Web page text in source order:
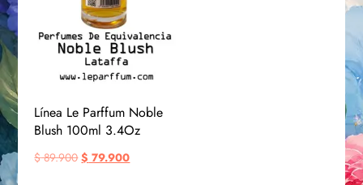
Línea Le Parffum Noble
Blush 100ml 3.4Oz
$89.900 $ 79.900